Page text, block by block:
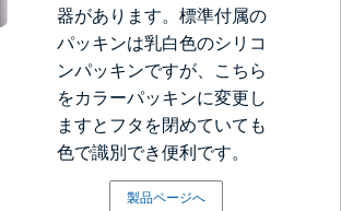
器があります。標準付属の
パッキンは乳白色のシリコ
ンパッキンですが、こちら
をカラーパッキンに変更し
ますとフタを閉めていても
色で識別でき便利です。
製品ページへ